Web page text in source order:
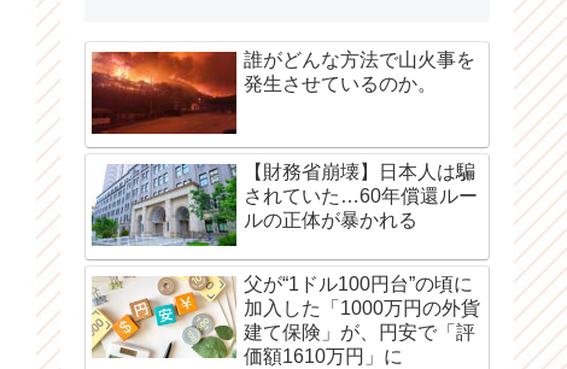
誰がどんな方法で山火事を
発生させているのか。
【財務省崩壊】日本人は騙
されていた…60年償還ルー
ルの正体が暴かれる
父が“1ドル100円台”の頃に
加入した「1000万円の外貨
建て保険」が、円安で「評
価額1610万円」に